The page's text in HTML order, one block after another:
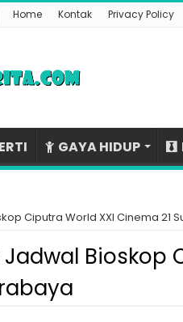
Home Kontak Privacy Policy
GAYA HIDUP
Ciputra World XXI Cinema 21
Jadwal Bioskop